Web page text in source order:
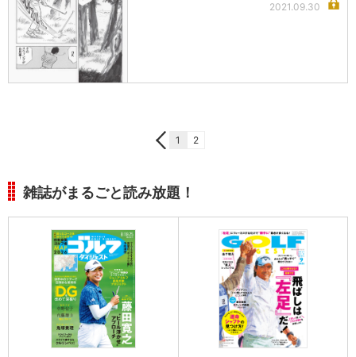
2021.09.30
1 2
雑誌がまるごと読み放題！